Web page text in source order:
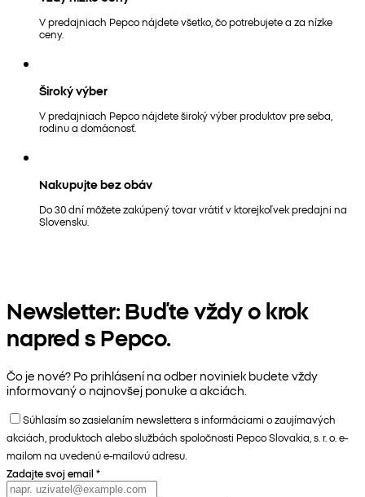
V predajniach Pepco nájdete všetko, čo potrebujete a za nízke
ceny.
Široký výber
V predajniach Pepco nájdete široký výber produktov pre seba,
rodinu a domácnosť.
Nakupujte bez obáv
Do 30 dní môžete zakúpený tovar vrátiť v ktorejkoľvek predajni na
Slovensku.
Newsletter: Buďte vždy o krok
napred s Pepco.
Čo je nové? Po prihlásení na odber noviniek budete vždy
informovaný o najnovšej ponuke a akciách.
Súhlasím so zasielaním newslettera s informáciami o zaujímavých
akciách, produktoch alebo službách spoločnosti Pepco Slovakia, s. r. o. e-
mailom na uvedenú e-mailovú adresu.
Zadajte svoj email *